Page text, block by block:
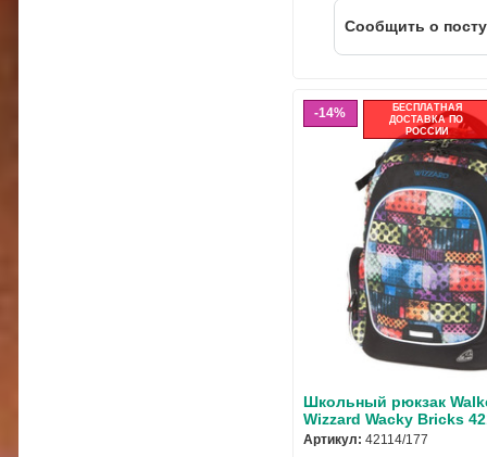
Cообщить о
14%
БЕСПЛАТНАЯ
ДОСТАВКА ПО
РОССИИ
Школьный рюкзак
Wizzard Wacky Bricks
Артикул: 42114/177